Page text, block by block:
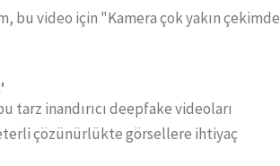
bu video için "Kamera çok yakın çekimde
tarz inandırıcı deepfake videoları
çözünürlükte görsellere ihtiyaç